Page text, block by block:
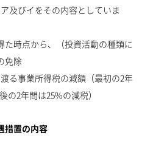
及びイをその内容としていま
時点から、（投資活動の種類に
免除
る事業所得税の減額（最初の2年
の2年間は25%の減税）
措置の内容